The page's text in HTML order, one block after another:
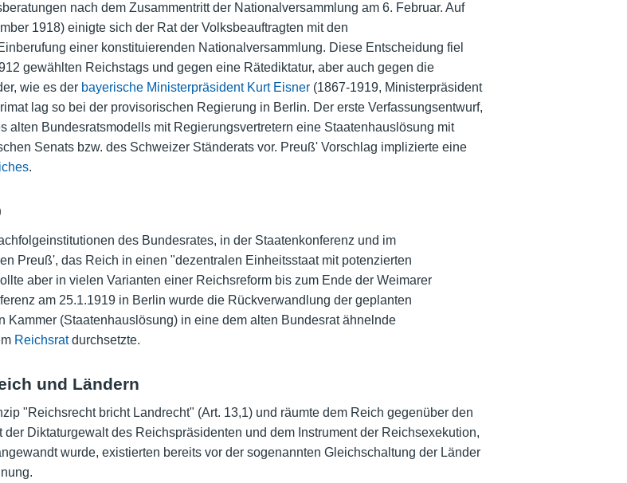
nach dem Zusammentritt der Nationalversammlung am 6. Februar. Auf
1918) einigte sich der Rat der Volksbeauftragten mit den
einer konstituierenden Nationalversammlung. Diese Entscheidung fiel
gewählten Reichstags und gegen eine Rätediktatur, aber auch gegen die
wie es der bayerische Ministerpräsident Kurt Eisner(1867-1919, Ministerpräsident
lag so bei der provisorischen Regierung in Berlin. Der erste Verfassungsentwurf,
alten Bundesratsmodells mit Regierungsvertretern eine Staatenhauslösung mit
Senats bzw. des Schweizer Ständerats vor. Preuß' Vorschlag implizierte eine
.
des Bundesrates, in der Staatenkonferenz und im
Preuß', das Reich in einen "dezentralen Einheitsstaat mit potenzierten
aber in vielen Varianten einer Reichsreform bis zum Ende der Weimarer
am 25.1.1919 in Berlin wurde die Rückverwandlung der geplanten
Kammer (Staatenhauslösung) in eine dem alten Bundesrat ähnelnde
Reichsratdurchsetzte.
und Ländern
"Reichsrecht bricht Landrecht" (Art. 13,1) und räumte dem Reich gegenüber den
Diktaturgewalt des Reichspräsidenten und dem Instrument der Reichsexekution,
wurde, existierten bereits vor der sogenannten Gleichschaltung der Länder